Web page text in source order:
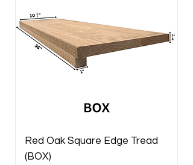
Red Oak Square Edge Tread
(BOX)